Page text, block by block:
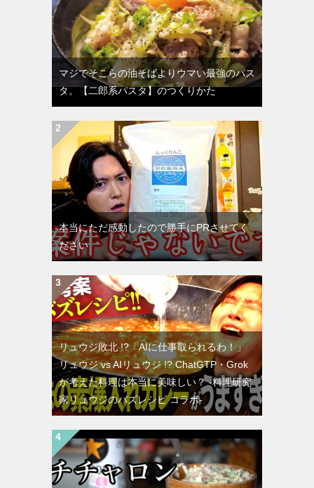
マジでそこらの油そばよりウマい最強のパス
タ。【二郎系パスタ】のつくりかた
本当にただ感動したので勝手にPRさせてく
ださい
リュウジ敗北 !?「AIに仕事取られるわ！」
リュウジ vs AIリュウジ !? ChatGTP・Grok
が考えた料理は本当に美味しい？ -料理研究
家リュウジのバズレシピ コラボ-